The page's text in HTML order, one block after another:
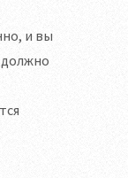
и вы
должно